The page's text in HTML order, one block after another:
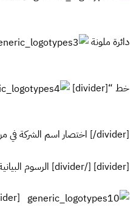
دائرة ملونة
خط “Satisfaction”[divider]
[/divider] اختصار اسم الشركة في مربعات
[divider] [/divider] الرسوم البيانية والأبراج وخطوط النمو
[divider] [/divider] أسطح المباني